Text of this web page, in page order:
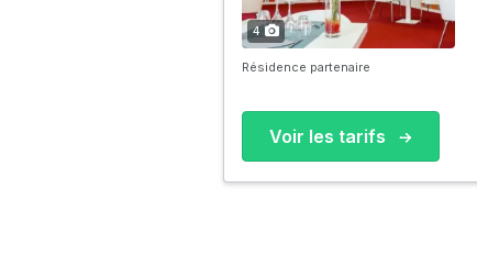
4
Résidence partenaire
Voir les tarifs